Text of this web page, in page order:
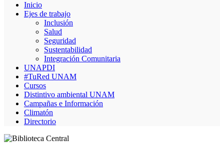
Inicio
Ejes de trabajo
Inclusión
Salud
Seguridad
Sustentabilidad
Integración Comunitaria
UNAPDI
#TuRed UNAM
Cursos
Distintivo ambiental UNAM
Campañas e Información
Climatón
Directorio